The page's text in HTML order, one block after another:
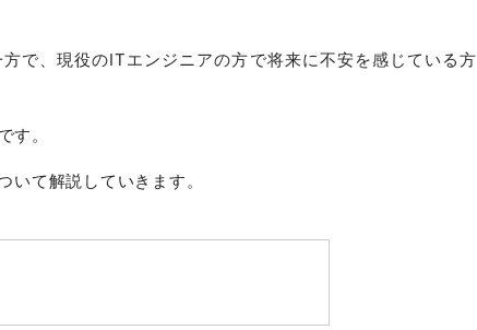
で、現役のITエンジニアの方で将来に不安を感じている方
す。
て解説していきます。